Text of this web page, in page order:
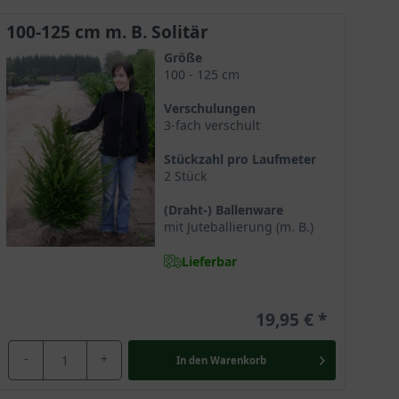
unserem Shop anbieten. Die kleinsten Pflanzen
ebenso mit Juteballierung oder im Drahtballen.
Exemplar startet mit einer Ausgangsgröße von
wird dieHeimische Eibe
bis zu 12 m hoch und erlangt
zu den mäßig wachsenden
Solitär gepflanzt. Durch den aufrechten und
Überzeugende Argument, die für die
100-125 cm m. B. Solitär
Größe
100 - 125 cm
Verschulungen
3-fach verschult
Stückzahl pro Laufmeter
2 Stück
(Draht-) Ballenware
mit Juteballierung (m. B.)
Lieferbar
19,95 €
- + In den Warenkorb